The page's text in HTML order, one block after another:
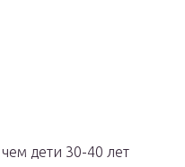
дети 30-40 лет